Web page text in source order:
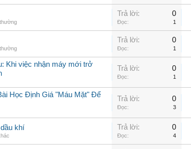
Trả lời: 0
Đọc: 1
Trả lời: 0
Đọc: 1
Khi việc nhận máy mới trở
Trả lời: 0
Đọc: 1
Học Định Giá "Máu Mặt" Để
Trả lời: 0
Đọc: 3
khí Trả lời: 0
Đọc: 4